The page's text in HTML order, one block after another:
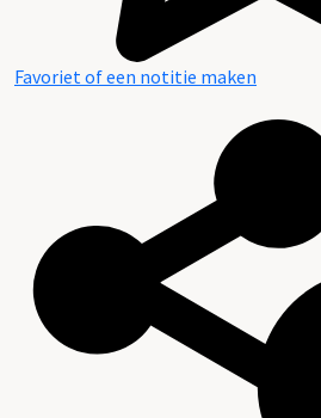
Favoriet of een notitie maken